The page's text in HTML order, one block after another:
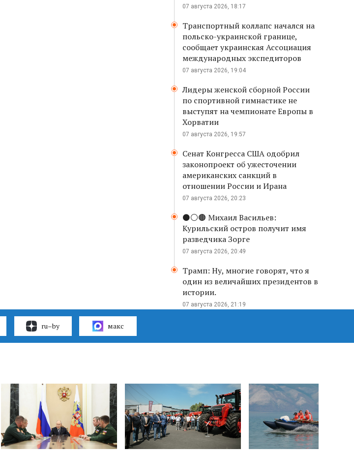
07 августа 2026, 18:17
Транспортный коллапс начался на
польско-украинской границе,
сообщает украинская Ассоциация
международных экспедиторов
07 августа 2026, 19:04
Лидеры женской сборной России
по спортивной гимнастике не
выступят на чемпионате Европы в
Хорватии
07 августа 2026, 19:57
Сенат Конгресса США одобрил
законопроект об ужесточении
американских санкций в
отношении России и Ирана
07 августа 2026, 20:23
⚫️⚪️🟤 Михаил Васильев:
Курильский остров получит имя
разведчика Зорге
07 августа 2026, 20:49
Трамп: Ну, многие говорят, что я
один из величайших президентов в
истории.
07 августа 2026, 21:19
ru–by макс